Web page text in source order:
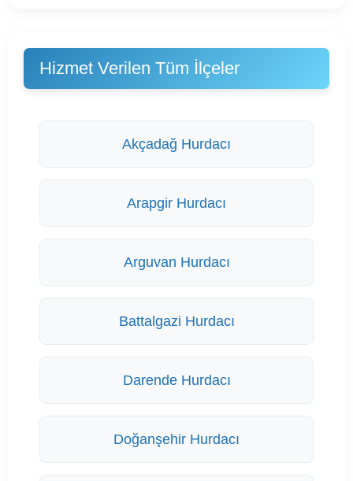
Hizmet Verilen Tüm İlçeler
Akçadağ Hurdacı
Arapgir Hurdacı
Arguvan Hurdacı
Battalgazi Hurdacı
Darende Hurdacı
Doğanşehir Hurdacı